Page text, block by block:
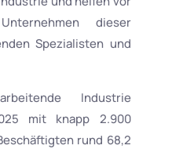
dieser
Spezialisten und
Industrie
mit knapp 2.900
rund 68,2